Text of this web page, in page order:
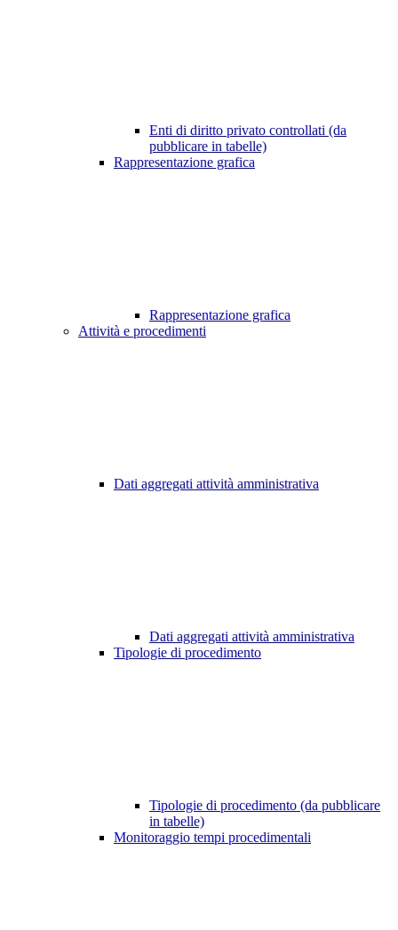
Enti di diritto privato controllati (da
pubblicare in tabelle)
Rappresentazione grafica
Rappresentazione grafica
Attività e procedimenti
Dati aggregati attività amministrativa
Dati aggregati attività amministrativa
Tipologie di procedimento
Tipologie di procedimento (da pubblicare
in tabelle)
Monitoraggio tempi procedimentali